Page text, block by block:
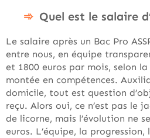
Quel est le salaire
Le salaire après un Bac Pro
entre nous, en équipe
et 1800 euros par mois, selon
montée en compétences.
domicile, tout est question
reçu. Alors oui, ce n’est pas le
de licorne, mais l’évolution ne
euros. L’équipe, la